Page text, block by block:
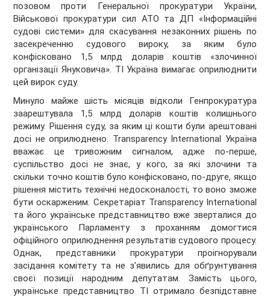
позовом проти Генеральної прокуратури України,
Військової прокуратури сил АТО та ДП «Інформаційні
судові системи» для скасування незаконних рішень по
засекреченню судового вироку, за яким було
конфісковано 1,5 млрд доларів коштів «злочинної
організації Януковича». ТІ Україна вимагає оприлюднити
цей вирок суду.
Минуло майже шість місяців відколи Генпрокуратура
заарештувала 1,5 млрд доларів коштів колишнього
режиму. Рішення суду, за яким ці кошти були арештовані
досі не оприлюднено. Transparency International Україна
вважає це тривожним сигналом, адже по-перше,
суспільство досі не знає, у кого, за які злочини та
скільки точно коштів було конфісковано, по-друге, якщо
рішення містить технічні недосконалості, то воно зможе
бути оскарженим. Секретаріат Transparency International
та його українське представництво вже зверталися до
українського Парламенту з проханням домогтися
офіційного оприлюднення результатів судового процесу.
Однак, представники прокуратури проігнорували
засідання комітету та не з’явились для обґрунтування
своєї позиції народним депутатам. Замість цього,
українське представництво ТІ отримало безпідставне